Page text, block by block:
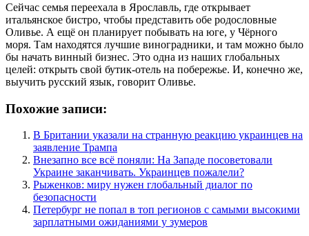
Сейчас семья переехала в Ярославль, где открывает
итальянское бистро, чтобы представить обе родословные
Оливье. А ещё он планирует побывать на юге, у Чёрного
моря. Там находятся лучшие виноградники, и там можно было
бы начать винный бизнес. Это одна из наших глобальных
целей: открыть свой бутик-отель на побережье. И, конечно же,
выучить русский язык, говорит Оливье.
Похожие записи:
В Британии указали на странную реакцию украинцев на
заявление Трампа
Внезапно все всё поняли: На Западе посоветовали
Украине заканчивать. Украинцев пожалели?
Рыженков: миру нужен глобальный диалог по
безопасности
Петербург не попал в топ регионов с самыми высокими
зарплатными ожиданиями у зумеров